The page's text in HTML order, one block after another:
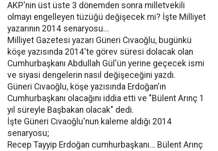
AKP'nin üst üste 3 dönemden sonra milletvekili
olmayı engelleyen tüzüğü değişecek mi? İşte Milliyet
yazarının 2014 senaryosu...
Milliyet Gazetesi yazarı Güneri Cıvaoğlu, bugünkü
köşe yazısında 2014'te görev süresi dolacak olan
Cumhurbaşkanı Abdullah Gül'ün yerine geçecek ismi
ve siyasi dengelerin nasıl değişeceğini yazdı.
Güneri Cıvaoğlu, köşe yazısında Erdoğan'ın
Cumhurbaşkanı olacağını iddia etti ve "Bülent Arınç 1
yıl süreyle Başbakan olacak" dedi.
İşte Güneri Cıvaoğlu'nun kaleme aldığı 2014
senaryosu;
Recep Tayyip Erdoğan cumhurbaşkanı... Bülent Arınç